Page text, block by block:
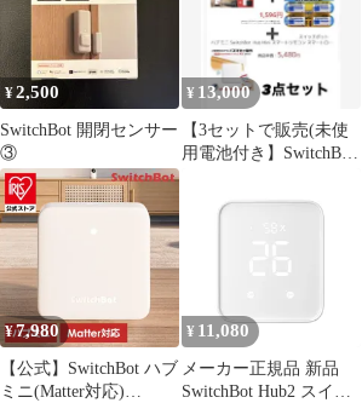
¥2,500
SwitchBot 開閉センサー
③
¥ 13,000
【3セットで販売(未使
用電池付き】SwitchBot
¥7,980
【公式】SwitchBot ハブ
ミニ(Matter対応)
¥ 11,080
メーカー正規品 新品
SwitchBot Hub2 スイッ